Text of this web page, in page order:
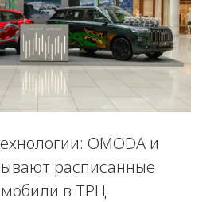
OMODA и
расписанные
в ТРЦ